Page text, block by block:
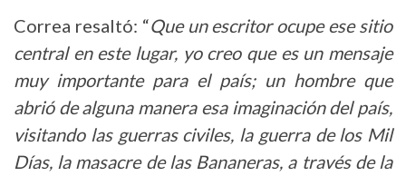
Correa resaltó: “Que un escritor ocupe ese sitio
central en este lugar, yo creo que es un mensaje
muy importante para el país; un hombre que
abrió de alguna manera esa imaginación del país,
visitando las guerras civiles, la guerra de los Mil
Días, la masacre de las Bananeras, a través de la